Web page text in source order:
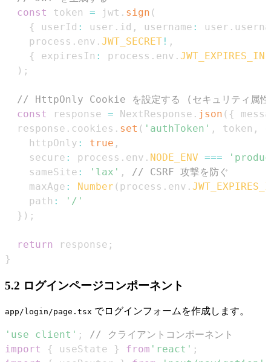
const
token = jwt . sign (
{
userId : user . id , username : user .
    process
. env . JWT_SECRET ! ,
{
expiresIn : process . env . JWT_EXPIRES_IN
) ;
// HttpOnly Cookie を設定する (セキュリティ属
const
response = NextResponse . json ( {
  response
. cookies . set ( 'authToken' , token ,
    httpOnly
: true ,
    secure
: process . env . NODE_ENV ===
    sameSite
: 'lax' ,
// CSRF 攻撃を防ぐ
    maxAge
: Number ( process . env .
    path
:
'/'
} ) ;
return response ;
}
5.2 ログインページコンポーネント
app/login/page.tsx でログインフォームを作成します。
'use client' ;
// クライアントコンポーネント
import
{ useState } from 'react' ;